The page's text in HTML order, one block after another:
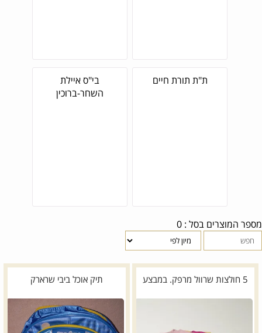
ת"ת תורת חיים
בי"ס איילת
השחר-ברוכין
מספר המוצרים בסל : 0
5 חולצות שרוול מרפק. במבצע תיק אוכל ביבי שרארק